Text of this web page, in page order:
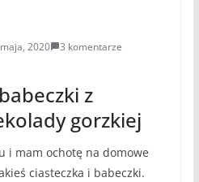
2020
3 komentarze
z
gorzkiej
i mam ochotę na domowe
ciasteczka i babeczki.